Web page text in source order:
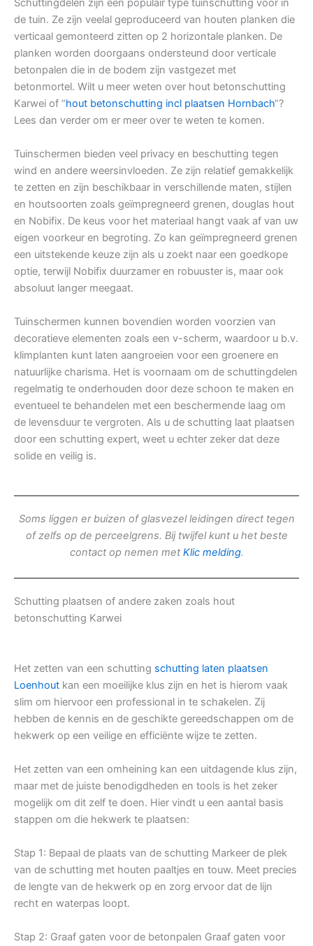
Schuttingdelen zijn een populair type tuinschutting voor in
de tuin. Ze zijn veelal geproduceerd van houten planken die
verticaal gemonteerd zitten op 2 horizontale planken. De
planken worden doorgaans ondersteund door verticale
betonpalen die in de bodem zijn vastgezet met
betonmortel. Wilt u meer weten over hout betonschutting
Karwei of “hout betonschutting incl plaatsen Hornbach“?
Lees dan verder om er meer over te weten te komen.
Tuinschermen bieden veel privacy en beschutting tegen
wind en andere weersinvloeden. Ze zijn relatief gemakkelijk
te zetten en zijn beschikbaar in verschillende maten, stijlen
en houtsoorten zoals geïmpregneerd grenen, douglas hout
en Nobifix. De keus voor het materiaal hangt vaak af van uw
eigen voorkeur en begroting. Zo kan geïmpregneerd grenen
een uitstekende keuze zijn als u zoekt naar een goedkope
optie, terwijl Nobifix duurzamer en robuuster is, maar ook
absoluut langer meegaat.
Tuinschermen kunnen bovendien worden voorzien van
decoratieve elementen zoals een v-scherm, waardoor u b.v.
klimplanten kunt laten aangroeien voor een groenere en
natuurlijke charisma. Het is voornaam om de schuttingdelen
regelmatig te onderhouden door deze schoon te maken en
eventueel te behandelen met een beschermende laag om
de levensduur te vergroten. Als u de schutting laat plaatsen
door een schutting expert, weet u echter zeker dat deze
solide en veilig is.
Soms liggen er buizen of glasvezel leidingen direct tegen
of zelfs op de perceelgrens. Bij twijfel kunt u het beste
contact op nemen met Klic melding.
Schutting plaatsen of andere zaken zoals hout
betonschutting Karwei
Het zetten van een schutting schutting laten plaatsen
Loenhout kan een moeilijke klus zijn en het is hierom vaak
slim om hiervoor een professional in te schakelen. Zij
hebben de kennis en de geschikte gereedschappen om de
hekwerk op een veilige en efficiënte wijze te zetten.
Het zetten van een omheining kan een uitdagende klus zijn,
maar met de juiste benodigdheden en tools is het zeker
mogelijk om dit zelf te doen. Hier vindt u een aantal basis
stappen om die hekwerk te plaatsen:
Stap 1: Bepaal de plaats van de schutting Markeer de plek
van de schutting met houten paaltjes en touw. Meet precies
de lengte van de hekwerk op en zorg ervoor dat de lijn
recht en waterpas loopt.
Stap 2: Graaf gaten voor de betonpalen Graaf gaten voor